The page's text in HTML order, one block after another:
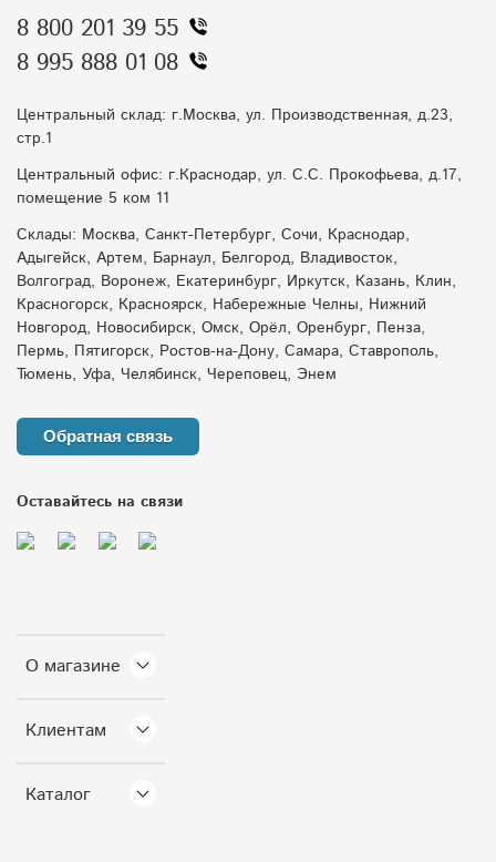
О магазине
Клиентам
Каталог
8 800 201 39 55
8 995 888 01 08
Центральный склад: г.Москва, ул. Производственная, д.23,
стр.1
Центральный офис: г.Краснодар, ул. С.С. Прокофьева, д.17,
помещение 5 ком 11
Склады: Москва, Санкт-Петербург, Сочи, Краснодар,
Адыгейск, Артем, Барнаул, Белгород, Владивосток,
Волгоград, Воронеж, Екатеринбург, Иркутск, Казань, Клин,
Красногорск, Красноярск, Набережные Челны, Нижний
Новгород, Новосибирск, Омск, Орёл, Оренбург, Пенза,
Пермь, Пятигорск, Ростов-на-Дону, Самара, Ставрополь,
Тюмень, Уфа, Челябинск, Череповец, Энем
Обратная связь
Оставайтесь на связи